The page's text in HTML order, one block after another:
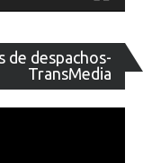
de despachos-
TransMedia
de